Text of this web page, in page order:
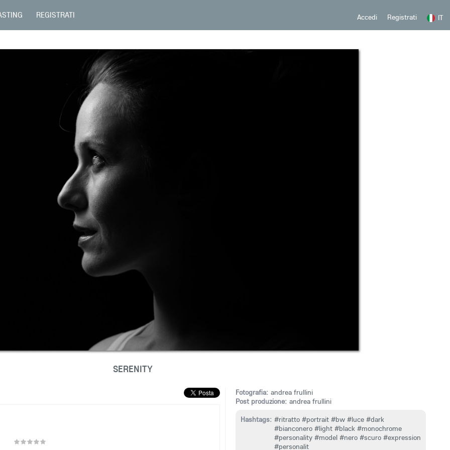
Accedi Registrati IT
REGISTRATI
SERENITY
Fotografia: andrea frullini
Post produzione: andrea frullini
Hashtags: #ritratto #portrait #bw #luce #dark
#bianconero #light #black #monochrome
#personality #model #nero #scuro #expression
#personalit